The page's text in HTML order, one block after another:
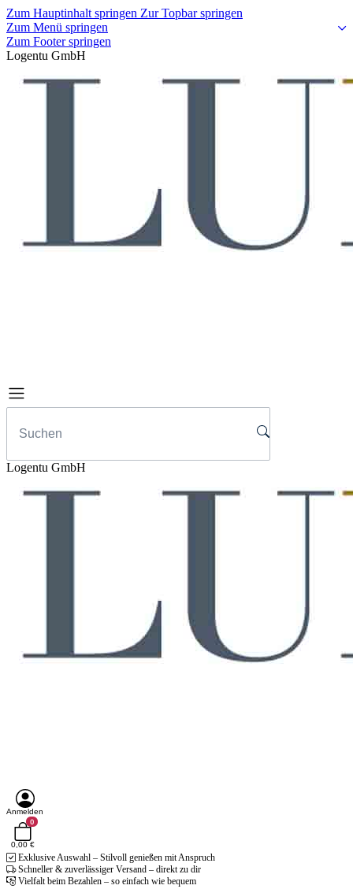
Zum Hauptinhalt springen Zur Topbar springen
Zum Menü springen
Zum Footer springen
Logentu GmbH
Logentu GmbH
Anmelden
0
0,00 €
Exklusive Auswahl – Stilvoll genießen mit Anspruch
Schneller & zuverlässiger Versand – direkt zu dir
Vielfalt beim Bezahlen – so einfach wie bequem